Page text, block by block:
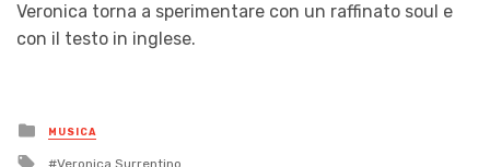
Veronica torna a sperimentare con un raffinato soul e
con il testo in inglese.
Posted
in
MUSICA
Tagged
Veronica Surrentino